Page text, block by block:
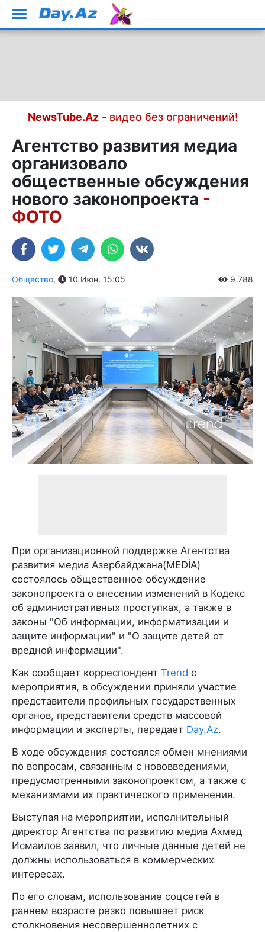
NewsTube.Az- видео без ограничений!
Агентство развития медиа
организовало
общественные обсуждения
нового законопроекта -
ФОТО
Общество, 10 Июн. 15:05 9 788
При организационной поддержке Агентства
развития медиа Азербайджана(MEDİA)
состоялось общественное обсуждение
законопроекта о внесении изменений в Кодекс
об административных проступках, а также в
законы "Об информации, информатизации и
защите информации" и "О защите детей от
вредной информации".
Как сообщает корреспондент Trend с
мероприятия, в обсуждении приняли участие
представители профильных государственных
органов, представители средств массовой
информации и эксперты, передает Day.Az.
В ходе обсуждения состоялся обмен мнениями
по вопросам, связанным с нововведениями,
предусмотренными законопроектом, а также с
механизмами их практического применения.
Выступая на мероприятии, исполнительный
директор Агентства по развитию медиа Ахмед
Исмаилов заявил, что личные данные детей не
должны использоваться в коммерческих
интересах.
По его словам, использование соцсетей в
раннем возрасте резко повышает риск
столкновения несовершеннолетних с